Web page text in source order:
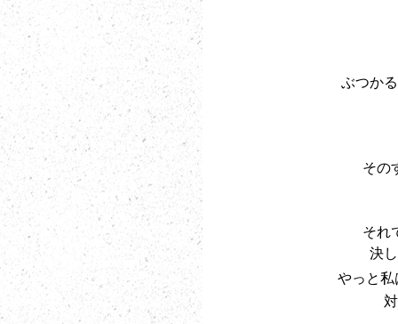
ぶつか
その
それ
決
やっと私